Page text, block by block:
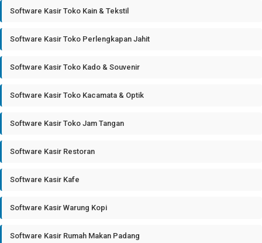
Software Kasir Toko Kain & Tekstil
Software Kasir Toko Perlengkapan Jahit
Software Kasir Toko Kado & Souvenir
Software Kasir Toko Kacamata & Optik
Software Kasir Toko Jam Tangan
Software Kasir Restoran
Software Kasir Kafe
Software Kasir Warung Kopi
Software Kasir Rumah Makan Padang